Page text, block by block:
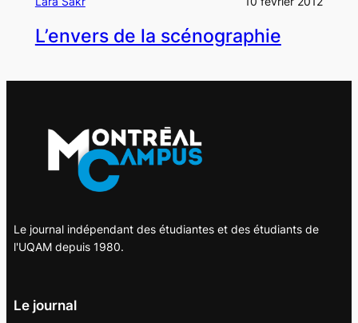
L’envers de la scénographie
Le journal indépendant des étudiantes et des étudiants de
l'UQAM depuis 1980.
Le journal